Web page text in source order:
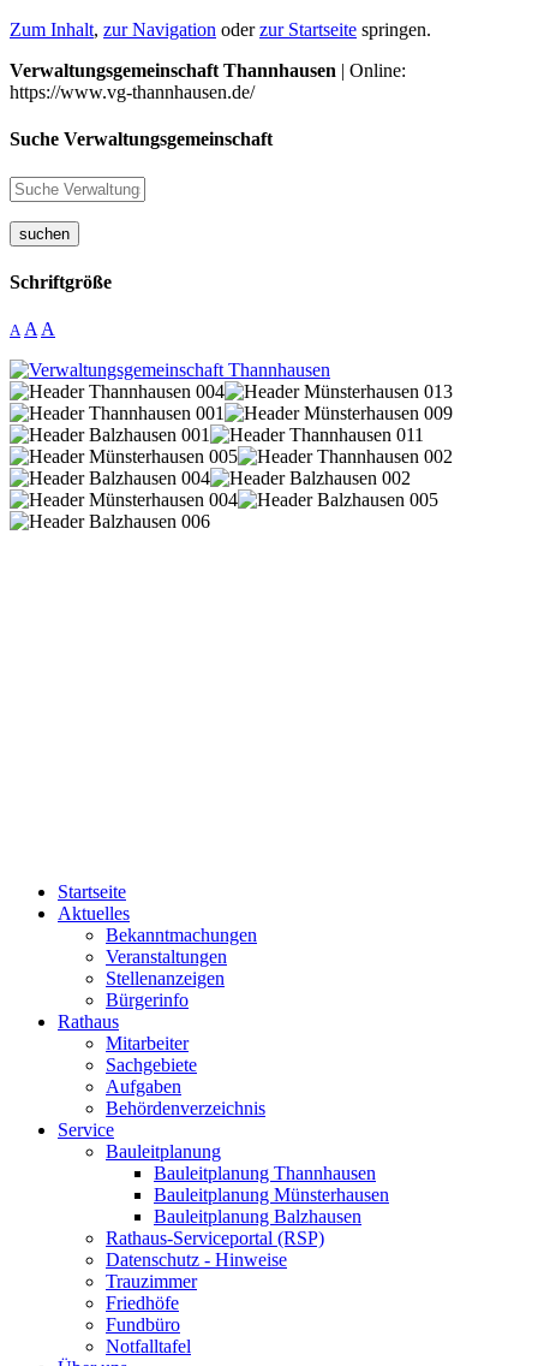
Zum Inhalt, zur Navigation oderzur Startseite springen.
Verwaltungsgemeinschaft Thannhausen | Online:
https://www.vg-thannhausen.de/
Suche Verwaltungsgemeinschaft
suchen
Schriftgröße
A A A
Startseite
Aktuelles
Bekanntmachungen
Veranstaltungen
Stellenanzeigen
Bürgerinfo
Rathaus
Mitarbeiter
Sachgebiete
Aufgaben
Behördenverzeichnis
Service
Bauleitplanung
Bauleitplanung Thannhausen
Bauleitplanung Münsterhausen
Bauleitplanung Balzhausen
Rathaus-Serviceportal (RSP)
Datenschutz - Hinweise
Trauzimmer
Friedhöfe
Fundbüro
Notfalltafel